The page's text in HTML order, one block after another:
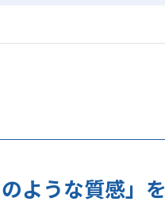
のような質感」